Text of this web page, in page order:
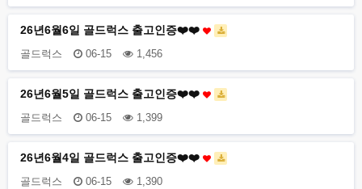
26년6월6일 골드럭스 출고인증❤️❤️
골드럭스 06-15 1,456
26년6월5일 골드럭스 출고인증❤️❤️
골드럭스 06-15 1,399
26년6월4일 골드럭스 출고인증❤️❤️
골드럭스 06-15 1,390